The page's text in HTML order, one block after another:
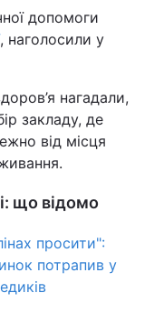
допомоги
, наголосили у
нагадали,
закладу, де
від місця
що відомо
просити":
потрапив у